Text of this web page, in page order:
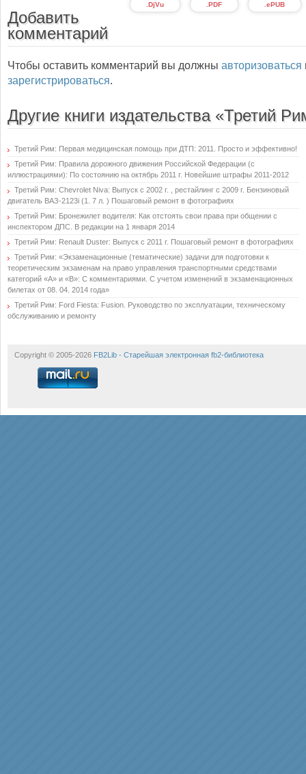
.ePUB
.PDF
.DjVu
Добавить
комментарий
Чтобы оставить комментарий вы должны авторизоваться
зарегистрироваться.
Другие книги издательства «Третий
Третий Рим: Первая медицинская помощь при ДТП: 2011. Просто и эффективно!
Третий Рим: Правила дорожного движения Российской Федерации (с
иллюстрациями): По состоянию на октябрь 2011 г. Новейшие штрафы 2011-2012
Третий Рим: Chevrolet Niva: Выпуск с 2002 г. , рестайлинг с 2009 г. Бензиновый
двигатель ВАЗ-2123i (1. 7 л. ) Пошаговый ремонт в фотографиях
Третий Рим: Бронежилет водителя: Как отстоять свои права при общении с
инспектором ДПС. В редакции на 1 января 2014
Третий Рим: Renault Duster: Выпуск с 2011 г. Пошаговый ремонт в фотографиях
Третий Рим: «Экзаменационные (тематические) задачи для подготовки к
теоретическим экзаменам на право управления транспортными средствами
категорий «А» и «В»: С комментариями. С учетом изменений в экзаменационных
билетах от 08. 04. 2014 года»
Третий Рим: Ford Fiesta: Fusion. Руководство по эксплуатации, техническому
обслуживанию и ремонту
Copyright © 2005-2026 FB2Lib - Старейшая электронная fb2-библиотека